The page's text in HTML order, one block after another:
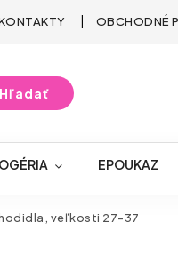
OBCHODNÉ
Hľadať
EPOUKAZ
veľkosti 27-37